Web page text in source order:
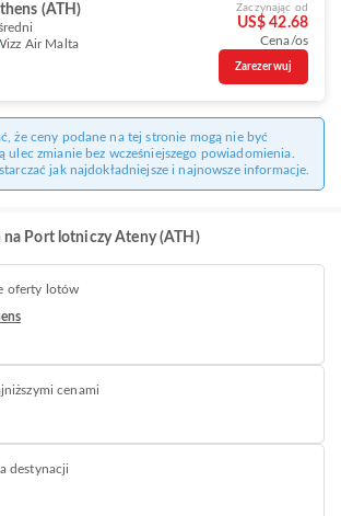
(ATH)
Air Malta
Zaczynając od
US$ 42.68
Cena/os
Zarezerwuj
że ceny podane na tej stronie mogą nie być
ulec zmianie bez wcześniejszego powiadomienia.
jak najdokładniejsze i najnowsze informacje.
na Port lotniczy Ateny (ATH)
oferty lotów
cenami
destynacji